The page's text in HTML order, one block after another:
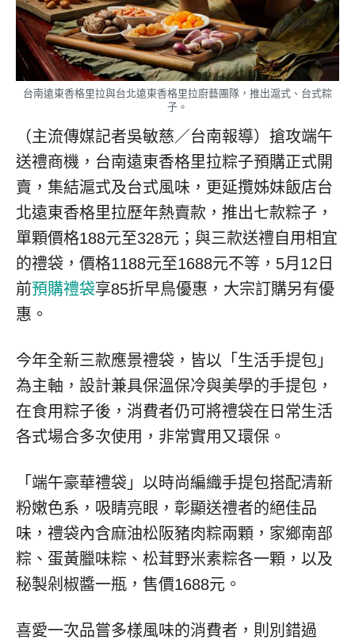
台南遠東香格里拉與台北遠東香格里拉廚藝團隊，推出滬式、台式粽
子。
（主流傳媒記者吳敏慈／台南報導）搶攻端午
送禮商機，台南遠東香格里拉粽子預購正式開
賣，集結滬式及台式風味，更延攬姊妹飯店台
北遠東香格里拉歷年熱賣款，推出七款粽子，
單顆價格188元至328元；與三款送禮自用相宜
的禮袋，價格1188元至1688元不等，5月12日
前預購禮袋享85折早鳥優惠，大宗訂購另有優
惠。
今年全新三款應景禮袋，皆以「生活手提包」
為主軸，設計兼具保溫保冷與美學的手提包，
在食用粽子後，消費者仍可將禮袋在日常生活
各式場合多次使用，非常實用又環保。
「端午豪華禮袋」以時尚編織手提包搭配清新
粉嫩色系，吸睛亮眼，彰顯送禮者的絕佳品
味，禮袋內含麻油松阪豬肉粽兩顆，家鄉南部
粽、蛋黃臘味粽、松茸野米素粽各一顆，以及
秘製剁椒醬一瓶，售價1688元。
喜愛一次品嘗多樣風味的消費者，則別錯過